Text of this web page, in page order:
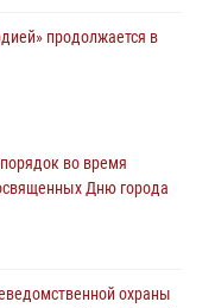
продолжается в
(видео)
передвижного
во время
Дню города
охраны